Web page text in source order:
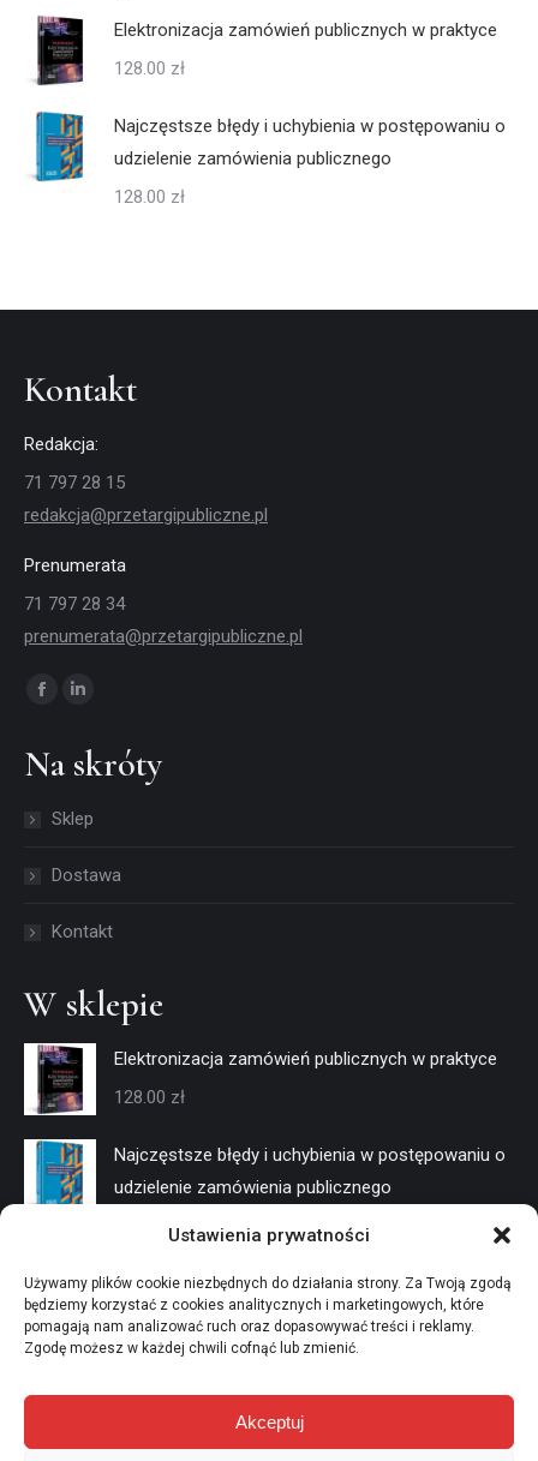
Ustawienia prywatności
Używamy plików cookie niezbędnych do działania strony. Za Twoją zgodą
będziemy korzystać z cookies analitycznych i marketingowych, które
pomagają nam analizować ruch oraz dopasowywać treści i reklamy.
Zgodę możesz w każdej chwili cofnąć lub zmienić.
Akceptuj
Elektronizacja zamówień publicznych w praktyce
128.00 zł
Najczęstsze błędy i uchybienia w postępowaniu o
udzielenie zamówienia publicznego
128.00 zł
Kontakt
Redakcja:
71 797 28 15
redakcja@przetargipubliczne.pl
Prenumerata
71 797 28 34
prenumerata@przetargipubliczne.pl
Znajdź nas na:
Facebook
opens
new
opens
new
Na skróty
Sklep
Dostawa
Kontakt
W sklepie
Elektronizacja zamówień publicznych w praktyce
128.00 zł
Najczęstsze błędy i uchybienia w postępowaniu o
udzielenie zamówienia publicznego
128.00zł
Negocjacje w trybach konkurencyjnych
128.00 zł